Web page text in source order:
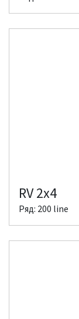
RV 2x4
Ряд: 200 line